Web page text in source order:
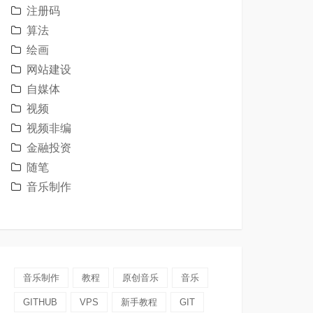
注册码
算法
绘画
网站建设
自媒体
视频
视频非编
金融投资
随笔
音乐制作
音乐制作 教程 原创音乐 音乐
GITHUB VPS 新手教程 GIT